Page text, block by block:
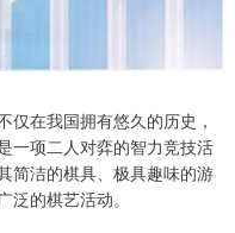
仅在我国拥有悠久的历史，
一项二人对弈的智力竞技活
简洁的棋具、极具趣味的游
的棋艺活动。